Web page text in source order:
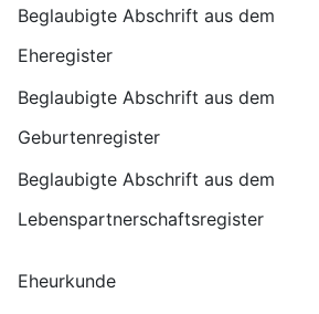
Beglaubigte Abschrift aus dem
Eheregister
Beglaubigte Abschrift aus dem
Geburtenregister
Beglaubigte Abschrift aus dem
Lebenspartnerschaftsregister
Eheurkunde